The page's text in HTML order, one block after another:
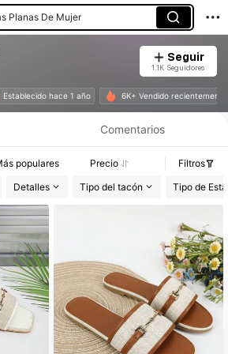
Planas De Mujer
Seguir
1.1K Seguidores
Establecido hace 1 año 6K+ Vendido Información del producto: Divulgación de precios, detalles de ventas y existencias.
Comentarios
populares Precio
Filtros
Detalles Tipo del tacón Tipo de